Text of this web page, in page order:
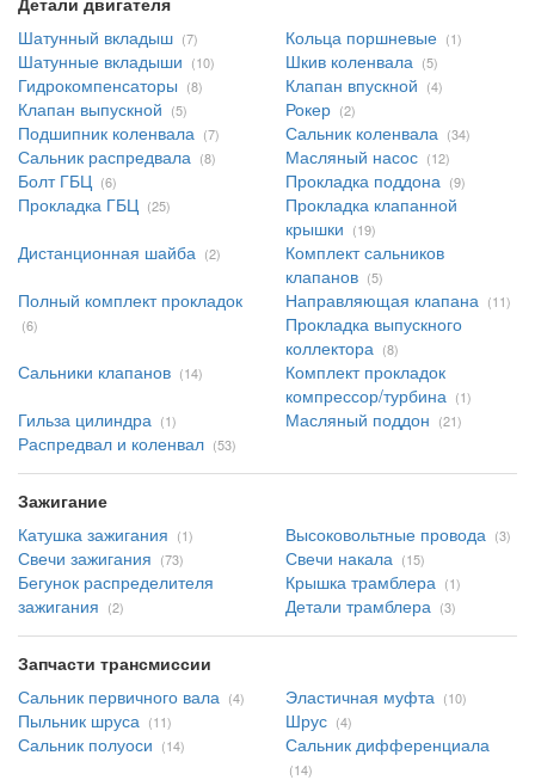
Шатунный вкладыш (7) Кольца поршневые (1)
Шатунные вкладыши (10) Шкив коленвала (5)
Гидрокомпенсаторы (8) Клапан впускной (4)
Клапан выпускной (5) Рокер (2)
Подшипник коленвала (7) Сальник коленвала (34)
Сальник распредвала (8) Масляный насос (12)
Болт ГБЦ (6) Прокладка поддона (9)
Прокладка ГБЦ (25)
Прокладка клапанной
крышки (19)
Дистанционная шайба (2)
Комплект сальников
клапанов (5)
Полный комплект прокладок
(6)
Направляющая клапана (11)
Прокладка выпускного
коллектора (8)
Сальники клапанов (14)
Комплект прокладок
компрессор/турбина (1)
Гильза цилиндра (1) Масляный поддон (21)
Распредвал и коленвал (53)
Зажигание
Катушка зажигания (1) Высоковольтные провода (3)
Свечи зажигания (73) Свечи накала (15)
Бегунок распределителя
зажигания (2)
Крышка трамблера (1)
Детали трамблера (3)
Запчасти трансмиссии
Сальник первичного вала (4) Эластичная муфта (10)
Пыльник шруса (11) Шрус (4)
Сальник полуоси (14) Сальник дифференциала
(14)